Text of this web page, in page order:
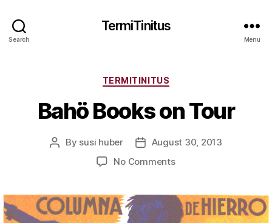
Search
TermiTinitus
Menu
Categories
TERMITINITUS
Bahö Books on Tour
Post
By susi huber
PostAugust 30, 2013
No Commentson
on
Tour